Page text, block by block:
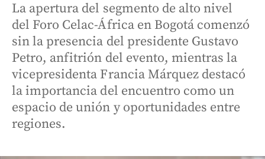
La apertura del segmento de alto nivel
del Foro Celac-África en Bogotá comenzó
sin la presencia del presidente Gustavo
Petro, anfitrión del evento, mientras la
vicepresidenta Francia Márquez destacó
la importancia del encuentro como un
espacio de unión y oportunidades entre
regiones.